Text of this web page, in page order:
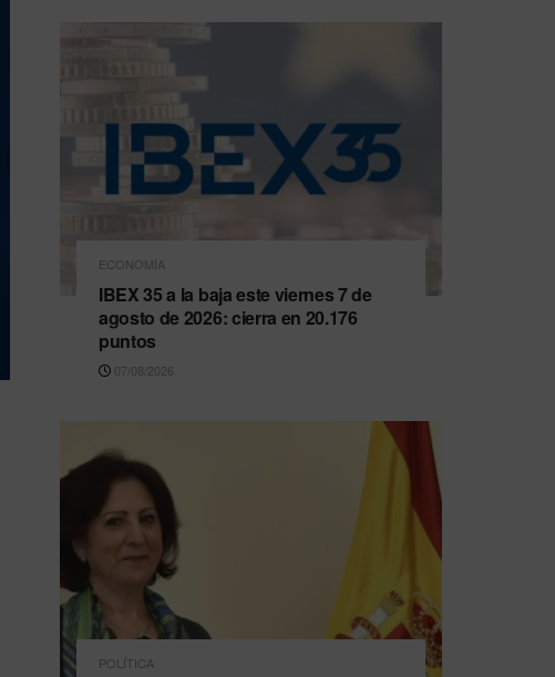
ECONOMÍA
IBEX 35 a la baja este viernes 7 de
agosto de 2026: cierra en 20.176
puntos
07/08/2026
POLÍTICA